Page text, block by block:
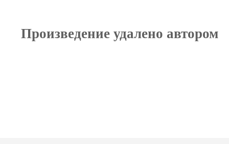
Произведение удалено автором